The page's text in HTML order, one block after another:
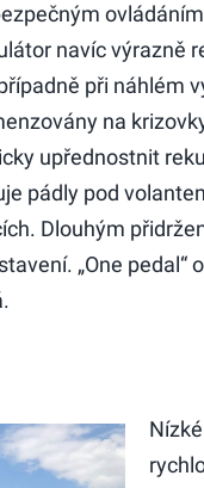
navíc výrazně
při náhlém
na
upřednostnit
pádly pod
Dlouhým
„One pedal“